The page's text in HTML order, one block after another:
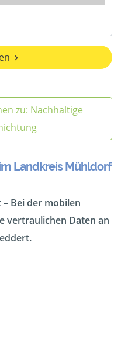
zu: Nachhaltige
Landkreis Mühldorf
Bei der mobilen
vertraulichen Daten an